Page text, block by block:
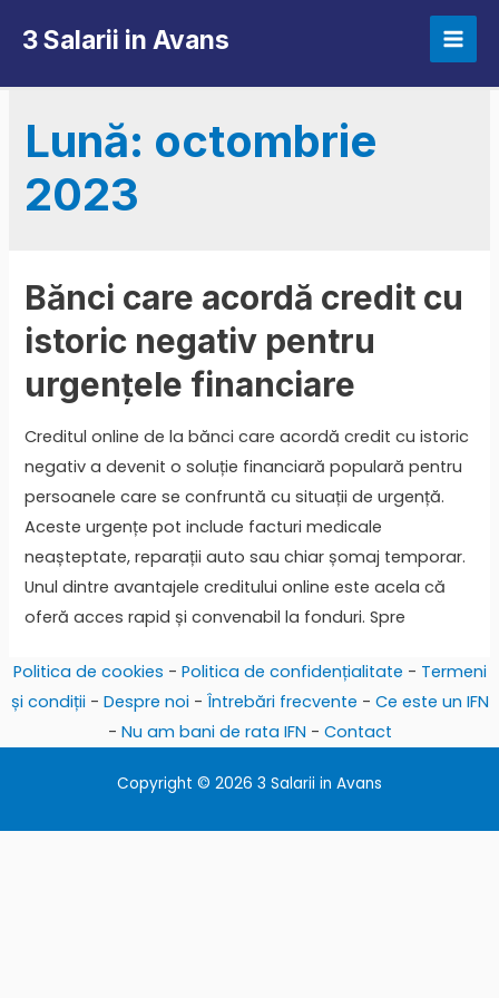
3 Salarii in Avans
Lună: octombrie
2023
Bănci care acordă credit cu
istoric negativ pentru
urgențele financiare
Creditul online de la bănci care acordă credit cu istoric
negativ a devenit o soluție financiară populară pentru
persoanele care se confruntă cu situații de urgență.
Aceste urgențe pot include facturi medicale
neașteptate, reparații auto sau chiar șomaj temporar.
Unul dintre avantajele creditului online este acela că
oferă acces rapid și convenabil la fonduri. Spre
Politica de cookies - Politica de confidențialitate - Termeni
și condiții- Despre noi- Întrebări frecvente - Ce este un IFN
- Nu am bani de rata IFN - Contact
Copyright © 2026 3 Salarii in Avans